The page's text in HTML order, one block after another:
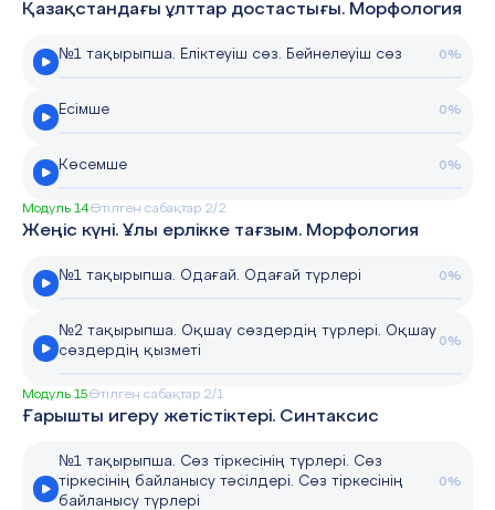
Қазақстандағы ұлттар достастығы. Морфология
№1 тақырыпша. Еліктеуіш сөз. Бейнелеуіш сөз 0%
Есімше 0%
Көсемше 0%
Модуль 14Өтілген сабақтар 2/2
Жеңіс күні. Ұлы ерлікке тағзым. Морфология
№1 тақырыпша. Одағай. Одағай түрлері 0%
№2 тақырыпша. Оқшау сөздердің түрлері. Оқшау
сөздердің қызметі
0%
Модуль 15Өтілген сабақтар 2/1
Ғарышты игеру жетістіктері. Синтаксис
№1 тақырыпша. Сөз тіркесінің түрлері. Сөз
тіркесінің байланысу тәсілдері. Сөз тіркесінің
байланысу түрлері
0%